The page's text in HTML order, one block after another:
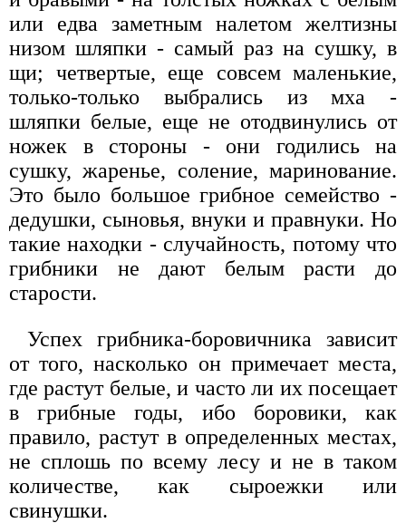
или едва заметным налетом желтизны
низом шляпки - самый раз на сушку, в
щи; четвертые, еще совсем маленькие,
только-только выбрались из мха -
шляпки белые, еще не отодвинулись от
ножек в стороны - они годились на
сушку, жаренье, соление, маринование.
Это было большое грибное семейство -
дедушки, сыновья, внуки и правнуки. Но
такие находки - случайность, потому что
грибники не дают белым расти до
старости.
Успех грибника-боровичника зависит
от того, насколько он примечает места,
где растут белые, и часто ли их посещает
в грибные годы, ибо боровики, как
правило, растут в определенных местах,
не сплошь по всему лесу и не в таком
количестве, как сыроежки или
свинушки.